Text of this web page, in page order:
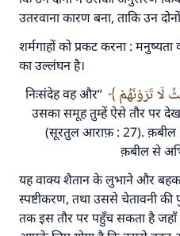
उतरवाना कारण बना, ताकि उन
शर्मगाहों को प्रकट करना :
का उल्लंघन है।
لَا تَرَوْنَهُمْ
“निःसंदेह वह और
उसका समूह तुम्हें ऐसे तौर पर
(सूरतुल आराफ़ : 27). क़बील
क़बील से
यह वाक्य शैतान के लुभाने और
स्पष्टीकरण, तथा उससे चेतावनी की
तक इस तौर पर पहुँच सकता है